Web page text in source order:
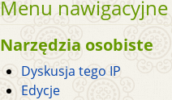
Menu nawigacyjne
Narzędzia osobiste
Dyskusja tego IP
Edycje